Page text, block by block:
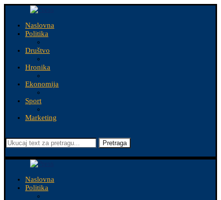
Naslovna
Politika
Društvo
Hronika
Ekonomija
Sport
Marketing
Pretraga
Naslovna
Politika